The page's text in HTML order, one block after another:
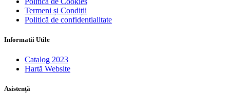
Termeni și Condiții
Politică de confidentialitate
Informatii Utile
Catalog 2023
Hartă Website
Asistență